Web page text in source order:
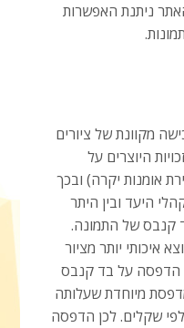
ניתנת האפשרות
מקוונת של ציורים
היוצרים על
אומנות יקרה) ובכך
היעד ובין היתר
קנבס של התמונה.
איכותי יותר מציור
הדפסה על בד קנבס
מיוחדת שעלותה
שקלים. לכן הדפסה